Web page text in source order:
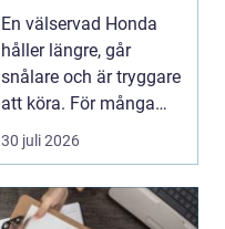
din bil
En välservad Honda
håller längre, går
snålare och är tryggare
att köra. För många
bilägare i Värmlan...
30 juli 2026